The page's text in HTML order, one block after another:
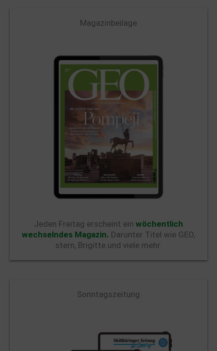
Magazinbeilage
Jeden Freitag erscheint ein wöchentlich
wechselndes Magazin. Darunter Titel wie GEO,
stern, Brigitte und viele mehr.
Sonntagszeitung